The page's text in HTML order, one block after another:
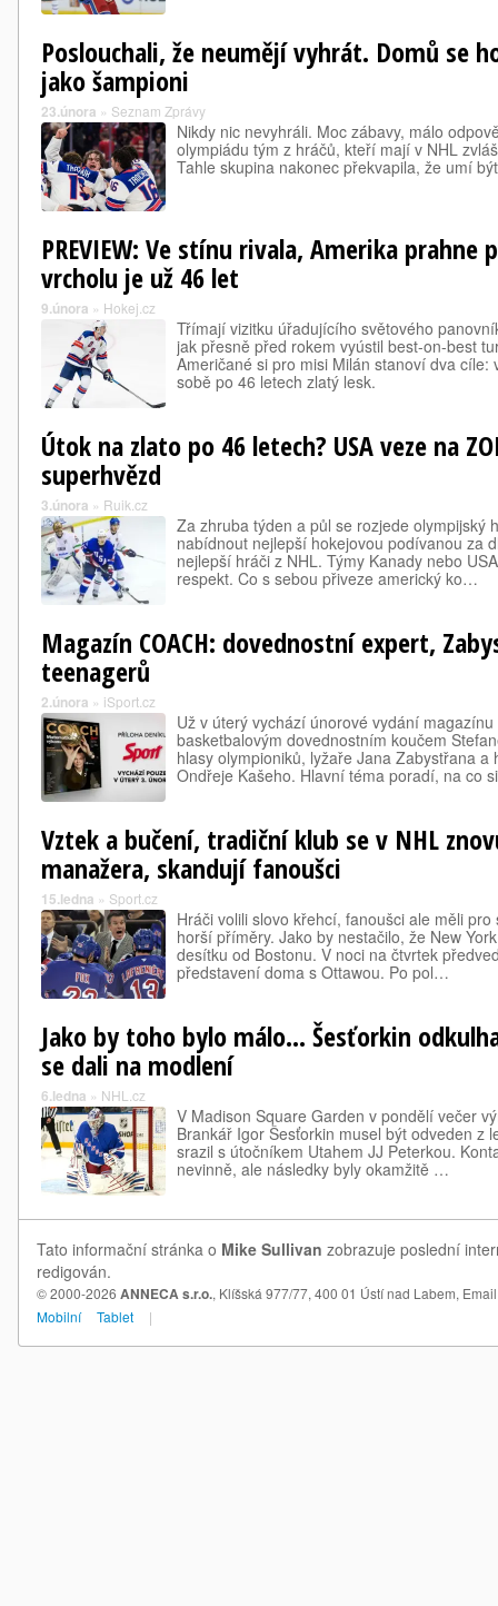
Poslouchali, že neumějí vyhrát. Domů se
jako šampioni
23.února » Seznam Zprávy
Nikdy nic nevyhráli. Moc zábavy, málo
olympiádu tým z hráčů, kteří mají v NHL
Tahle skupina nakonec překvapila, že umí
PREVIEW: Ve stínu rivala, Amerika prahne
vrcholu je už 46 let
9.února » Hokej.cz
Třímají vizitku úřadujícího světového
jak přesně před rokem vyústil best-on-best
Američané si pro misi Milán stanoví dva cíle:
sobě po 46 letech zlatý lesk.
Útok na zlato po 46 letech? USA veze na
superhvězd
3.února » Ruik.cz
Za zhruba týden a půl se rozjede olympijský
nabídnout nejlepší hokejovou podívanou za
nejlepší hráči z NHL. Týmy Kanady nebo
respekt. Co s sebou přiveze americký ko…
Magazín COACH: dovednostní expert,
teenagerů
2.února » iSport.cz
Už v úterý vychází únorové vydání
basketbalovým dovednostním koučem
hlasy olympioniků, lyžaře Jana Zabystřana a
Ondřeje Kašeho. Hlavní téma poradí, na co
Vztek a bučení, tradiční klub se v NHL
manažera, skandují fanoušci
15.ledna » Sport.cz
Hráči volili slovo křehcí, fanoušci ale měli
horší příměry. Jako by nestačilo, že New
desítku od Bostonu. V noci na čtvrtek
představení doma s Ottawou. Po pol…
Jako by toho bylo málo... Šesťorkin
se dali na modlení
6.ledna » NHL.cz
V Madison Square Garden v pondělí večer
Brankář Igor Šesťorkin musel být odveden z
srazil s útočníkem Utahem JJ Peterkou.
nevinně, ale následky byly okamžitě …
Tato informační stránka o Mike Sullivan zobrazuje poslední
redigován.
© 2000-2026 ANNECA s.r.o., Klíšská 977/77, 400 01 Ústí nad Labem,
Mobilní
Tablet |